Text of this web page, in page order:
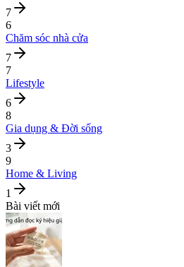
7
6
Chăm sóc nhà cửa
7
7
Lifestyle
6
8
Gia dụng & Đời sống
3
9
Home & Living
1
Bài viết mới